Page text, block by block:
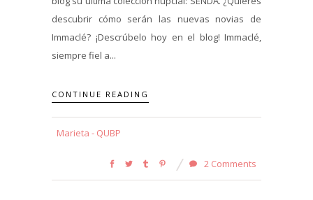
descubrir cómo serán las nuevas novias de
Immaclé? ¡Descrúbelo hoy en el blog! Immaclé,
siempre fiel a...
CONTINUE READING
Marieta - QUBP
2 Comments